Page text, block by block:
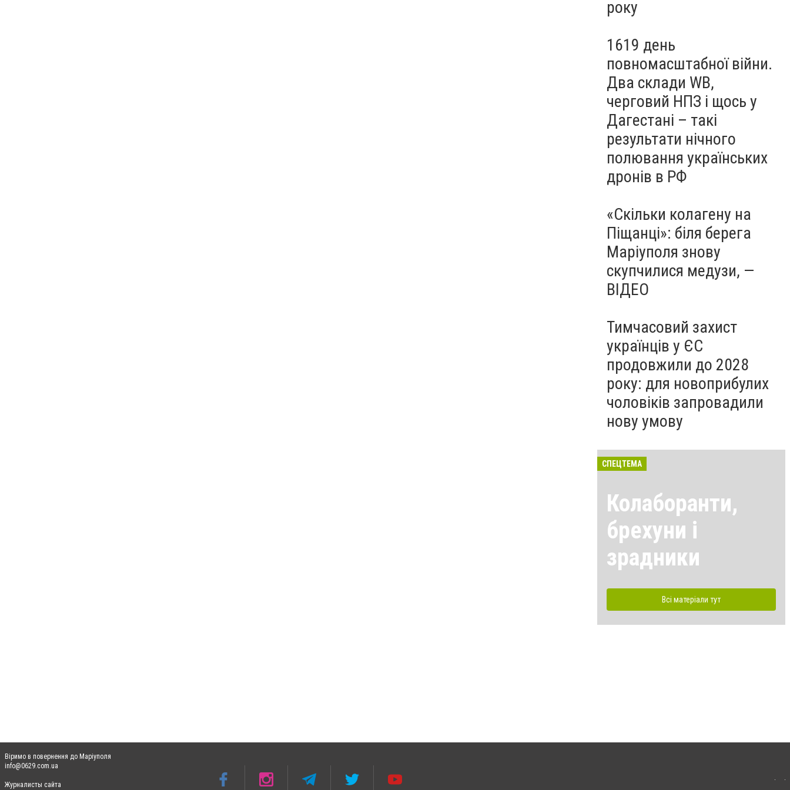
року
1619 день
повномасштабної війни.
Два склади WB,
черговий НПЗ і щось у
Дагестані – такі
результати нічного
полювання українських
дронів в РФ
«Скільки колагену на
Піщанці»: біля берега
Маріуполя знову
скупчилися медузи, —
ВІДЕО
Тимчасовий захист
українців у ЄС
продовжили до 2028
року: для новоприбулих
чоловіків запровадили
нову умову
СПЕЦТЕМА
Колаборанти,
брехуни і
зрадники
Всі матеріали тут
Віримо в повернення до Маріуполя
info@0629.com.ua
Журналисты сайта